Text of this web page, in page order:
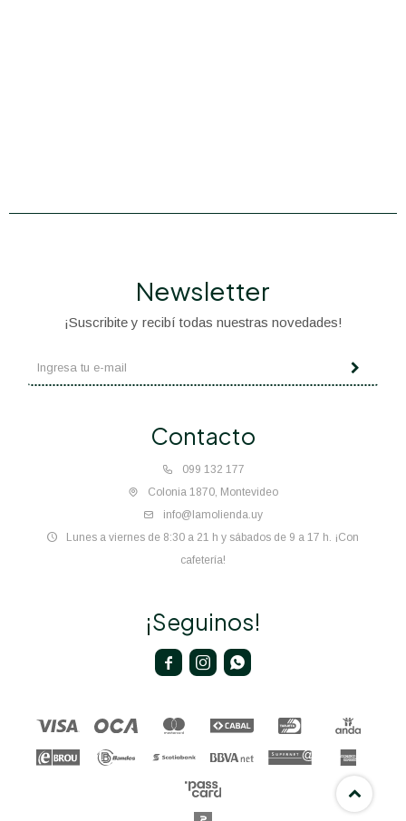
Contacto
099 132 177
Colonia 1870, Montevideo
info@lamolienda.uy
Lunes a viernes de 8:30 a 21 h y sábados de 9 a 17 h. ¡Con
cafetería!
Newsletter
¡Suscribite y recibí todas nuestras novedades!
¡Seguinos!
  